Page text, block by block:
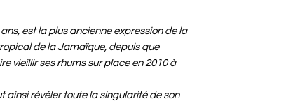
est la plus ancienne expression de la
de la Jamaïque, depuis que
vieillir ses rhums sur place en 2010 à
ainsi révéler toute la singularité de son